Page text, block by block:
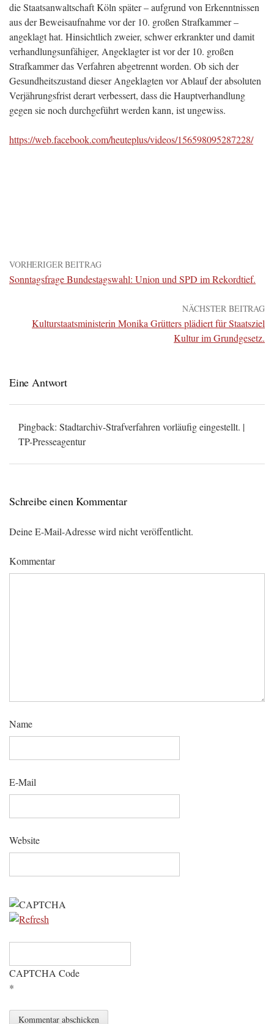
die Staatsanwaltschaft Köln später – aufgrund von Erkenntnissen
aus der Beweisaufnahme vor der 10. großen Strafkammer –
angeklagt hat. Hinsichtlich zweier, schwer erkrankter und damit
verhandlungsunfähiger, Angeklagter ist vor der 10. großen
Strafkammer das Verfahren abgetrennt worden. Ob sich der
Gesundheitszustand dieser Angeklagten vor Ablauf der absoluten
Verjährungsfrist derart verbessert, dass die Hauptverhandlung
gegen sie noch durchgeführt werden kann, ist ungewiss.
https://web.facebook.com/heuteplus/videos/156598095287228/
VORHERIGER BEITRAG
Sonntagsfrage Bundestagswahl: Union und SPD im Rekordtief.
NÄCHSTER BEITRAG
Kulturstaatsministerin Monika Grütters plädiert für Staatsziel
Kultur im Grundgesetz.
Eine Antwort
Pingback: Stadtarchiv-Strafverfahren vorläufig eingestellt. |
TP-Presseagentur
Schreibe einen Kommentar
Deine E-Mail-Adresse wird nicht veröffentlicht.
Kommentar
Name
E-Mail
Website
CAPTCHA Code
*